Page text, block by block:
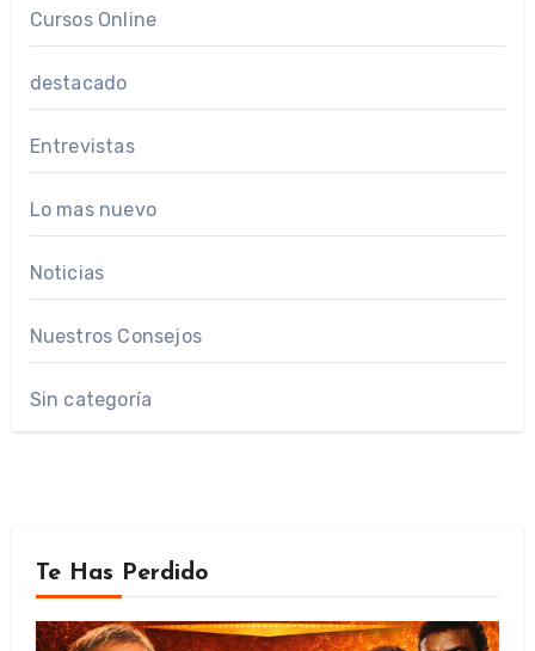
Cursos Online
destacado
Entrevistas
Lo mas nuevo
Noticias
Nuestros Consejos
Sin categoría
Te Has Perdido